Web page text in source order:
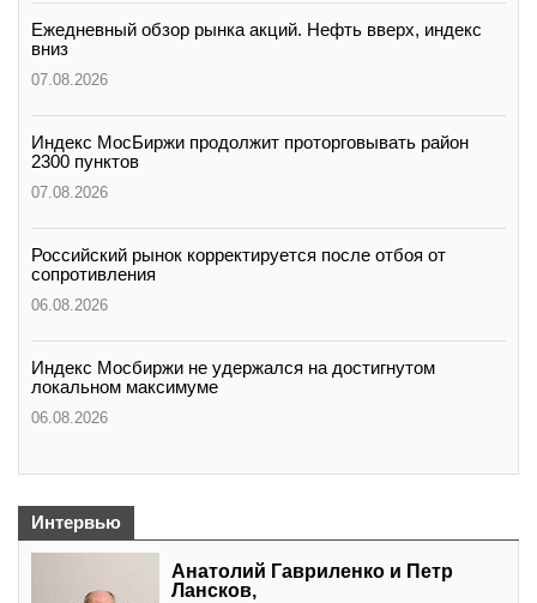
Ежедневный обзор рынка акций. Нефть вверх, индекс
вниз
07.08.2026
Индекс МосБиржи продолжит проторговывать район
2300 пунктов
07.08.2026
Российский рынок корректируется после отбоя от
сопротивления
06.08.2026
Индекс Мосбиржи не удержался на достигнутом
локальном максимуме
06.08.2026
Интервью
Анатолий Гавриленко и Петр
Лансков,